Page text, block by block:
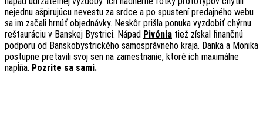
nejednu ašpirujúcu nevestu za srdce a po spustení predajného webu
sa im začali hrnúť objednávky. Neskôr prišla ponuka vyzdobiť chýrnu
reštauráciu v Banskej Bystrici. Nápad Pivónia tiež získal finančnú
podporu od Banskobystrického samosprávneho kraja. Danka a Monika
postupne pretavili svoj sen na zamestnanie, ktoré ich maximálne
napĺňa. Pozrite sa sami.